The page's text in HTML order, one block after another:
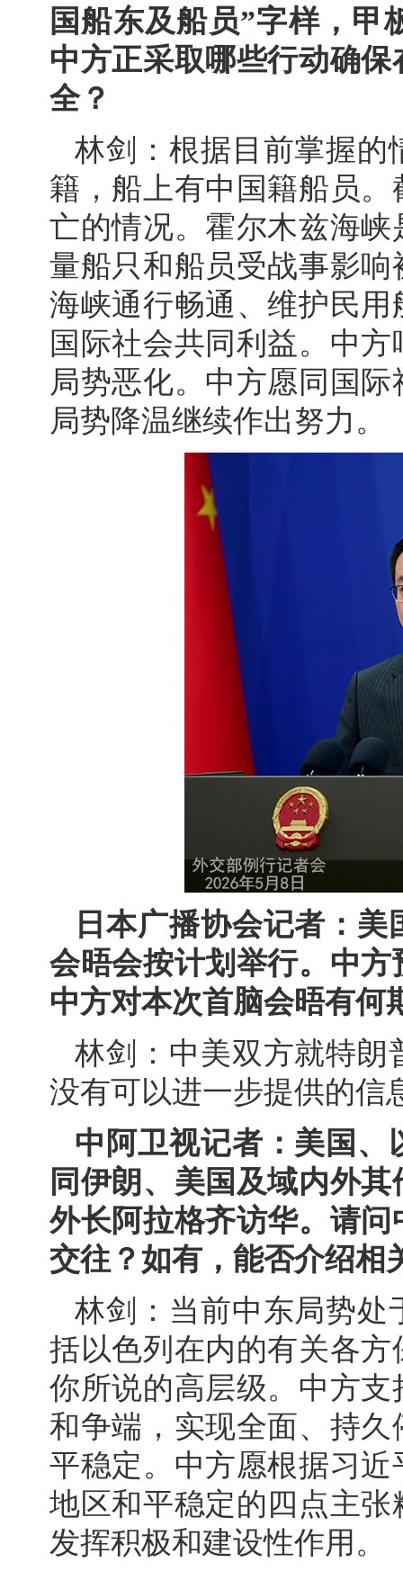
国船东及船员”字样，甲
中方正采取哪些行动确
全？
林剑：根据目前掌握的
籍，船上有中国籍船员
亡的情况。霍尔木兹海
量船只和船员受战事影
海峡通行畅通、维护民
国际社会共同利益。中
局势恶化。中方愿同国
局势降温继续作出努力。
日本广播协会记者：
会晤会按计划举行。中
中方对本次首脑会晤有何
林剑：中美双方就特朗
没有可以进一步提供的信
中阿卫视记者：美国
同伊朗、美国及域内外
外长阿拉格齐访华。请
交往？如有，能否介绍相
林剑：当前中东局势处
括以色列在内的有关各
你所说的高层级。中方
和争端，实现全面、持
平稳定。中方愿根据习
地区和平稳定的四点主
发挥积极和建设性作用。